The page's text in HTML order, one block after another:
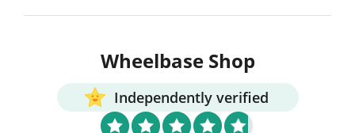
Wheelbase Shop
Independently verified